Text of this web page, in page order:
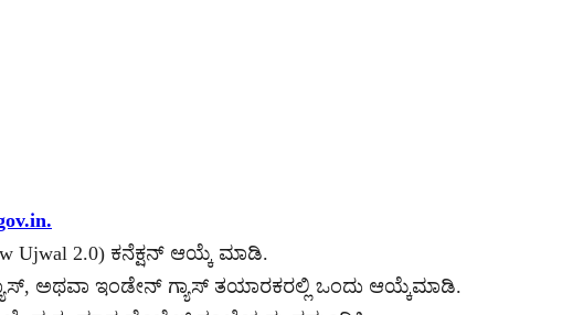
Ujwal 2.0) ಕನೆಕ್ಷನ್ ಆಯ್ಕೆ ಮಾಡಿ.
ಅಥವಾ ಇಂಡೇನ್ ಗ್ಯಾಸ್‌ ತಯಾರಕರಲ್ಲಿ ಒಂದು ಆಯ್ಕೆಮಾಡಿ.